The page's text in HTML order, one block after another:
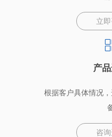
立
产
根据客户具体情况
咨